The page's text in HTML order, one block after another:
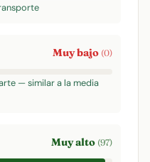
Muy bajo (0)
— similar a la media
Muy alto (97)